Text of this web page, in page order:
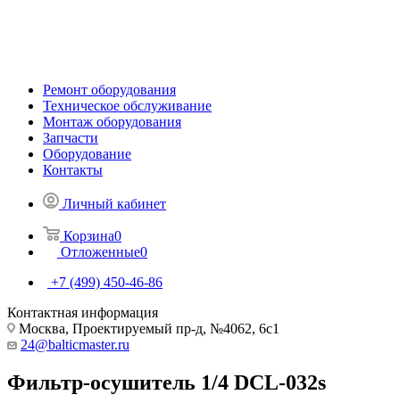
Ремонт оборудования
Техническое обслуживание
Монтаж оборудования
Запчасти
Оборудование
Контакты
Личный кабинет
Корзина0
Отложенные0
+7 (499) 450-46-86
Контактная информация
Москва, Проектируемый пр-д, №4062, 6с1
24@balticmaster.ru
Фильтр-осушитель 1/4 DCL-032s